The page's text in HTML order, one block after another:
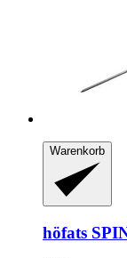
Warenkorb
höfats